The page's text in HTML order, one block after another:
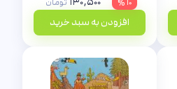
۱۰ %
تومان
افزودن به سبد خرید